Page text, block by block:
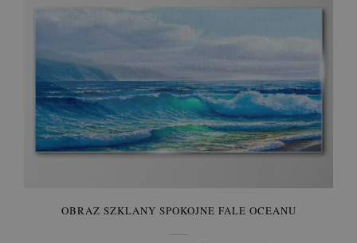
OBRAZ SZKLANY SPOKOJNE FALE OCEANU